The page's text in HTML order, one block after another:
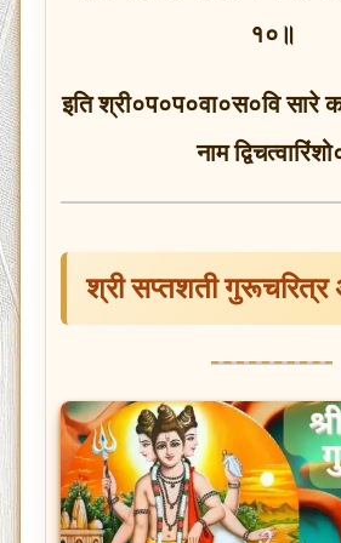
१०॥
इति श्री०प०प०वा०स०वि सारे
नाम
श्री सप्तशती गुरूचरित्र